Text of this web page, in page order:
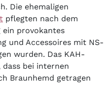
Die ehemaligen
pflegten nach dem
ein provokantes
und Accessoires mit NS-
wurden. Das KAH-
dass bei internen
Braunhemd getragen